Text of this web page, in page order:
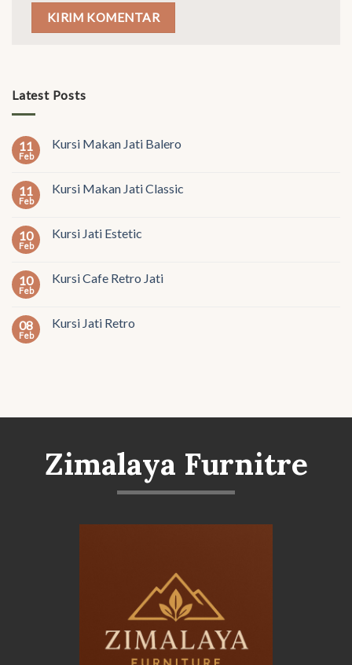
Latest Posts
11
Feb
Kursi Makan Jati Balero
11
Feb
Kursi Makan Jati Classic
10
Feb
Kursi Jati Estetic
10
Feb
Kursi Cafe Retro Jati
08
Feb
Kursi Jati Retro
Zimalaya Furnitre